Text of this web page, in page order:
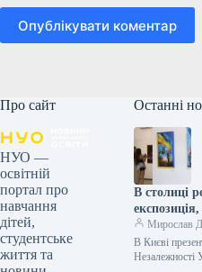
Опублікувати коментар
Про сайт
НУО —
освітній
портал про
навчання
дітей,
студентське
життя та
Останні
В столиці
Мирослав
В Києві
Незалежності